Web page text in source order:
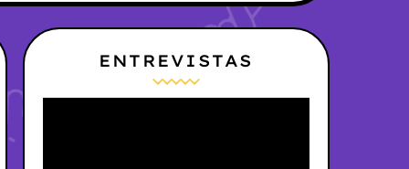
ENTREVISTAS